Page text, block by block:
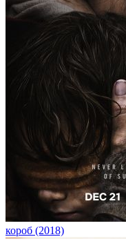
короб (2018)